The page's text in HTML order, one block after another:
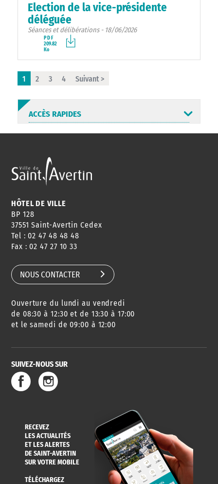
Election de la vice-présidente
déléguée
Séances et délibérations - 18/06/2026
PDF
209.82
Ko
1 2 3 4 Suivant >
ACCÈS RAPIDES
ANNUAIRE
HORAIRES
CONSEILS
DE QUARTIER
AGENDA
DES SORTIES
URBANISME
SERVICE
DE L'EAU
HÔTEL DE VILLE
BP 128
37551 Saint-Avertin Cedex
Tel : 02 47 48 48 48
Fax : 02 47 27 10 33
NOUS CONTACTER
Ouverture du lundi au vendredi
de 08:30 à 12:30 et de 13:30 à 17:00
et le samedi de 09:00 à 12:00
SUIVEZ-NOUS SUR
RECEVEZ
LES ACTUALITÉS
ET LES ALERTES
DE SAINT-AVERTIN
SUR VOTRE MOBILE
TÉLÉCHARGEZ